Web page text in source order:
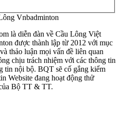
Vnbadminton
là diễn đàn về Cầu Lông Việt
được thành lập từ 2012 với mục
thảo luận mọi vấn đề liên quan
chịu trách nhiệm với các thông tin
tin nội bộ. BQT sẽ cố gắng kiểm
Website đang hoạt động thử
Bộ TT & TT.